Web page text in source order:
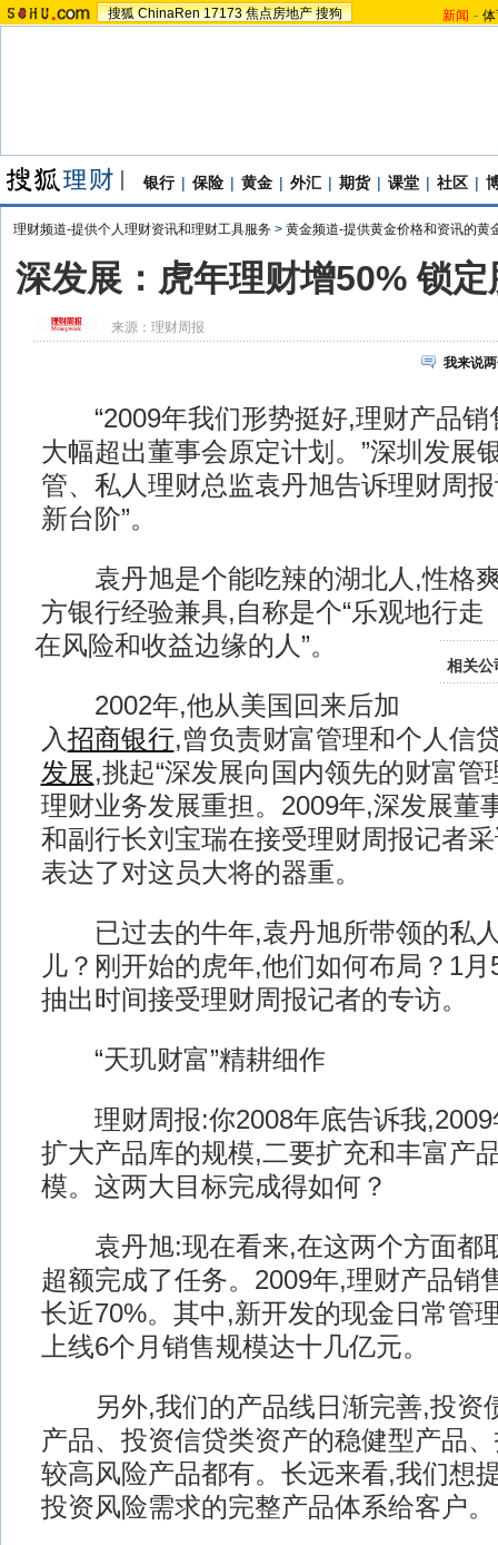
搜狐 ChinaRen 17173 焦点房地产 搜狗 新闻 -
银行 | 保险 | 黄金 | 外汇 | 期货 | 课堂 | 社区 |
理财频道-提供个人理财资讯和理财工具服务 > 黄金频道-提供黄金价格和资讯的黄
深发展：虎年理财增50% 锁
来源： 理财周报
我来说
“2009年我们形势挺好,理财产品销
大幅超出董事会原定计划。”深圳发展
管、私人理财总监袁丹旭告诉理财周
新台阶”。
袁丹旭是个能吃辣的湖北人,性格
方银行经验兼具,自称是个“乐观地行走
相关公
在风险和收益边缘的人”。
2002年,他从美国回来后加
入招商银行,曾负责财富管理和个人信
发展,挑起“深发展向国内领先的财富管
理财业务发展重担。2009年,深发展董
和副行长刘宝瑞在接受理财周报记者
表达了对这员大将的器重。
已过去的牛年,袁丹旭所带领的私
儿？刚开始的虎年,他们如何布局？1
抽出时间接受理财周报记者的专访。
“天玑财富”精耕细作
理财周报:你2008年底告诉我,2009
扩大产品库的规模,二要扩充和丰富产
模。这两大目标完成得如何？
袁丹旭:现在看来,在这两个方面都
超额完成了任务。2009年,理财产品销
长近70%。其中,新开发的现金日常管
上线6个月销售规模达十几亿元。
另外,我们的产品线日渐完善,投资
产品、投资信贷类资产的稳健型产品
较高风险产品都有。长远来看,我们想
投资风险需求的完整产品体系给客户。